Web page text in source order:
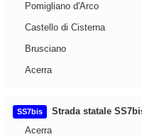
Pomigliano d'Arco
Castello di Cisterna
Brusciano
Acerra
SS7bis
Strada statale
Acerra